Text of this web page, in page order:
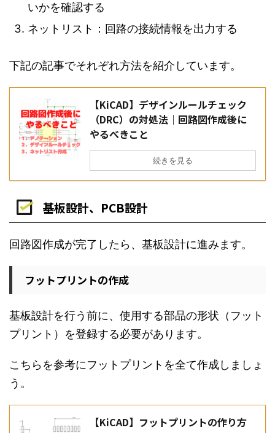
いかを確認する
ネットリスト：回路の接続情報を出力する
下記の記事でそれぞれ方法を紹介しています。
【KiCAD】デザインルールチェック
（DRC）の対処法｜回路図作成後に
やるべきこと
続きを見る
基板設計、PCB設計
回路図作成が完了したら、基板設計に進みます。
フットプリントの作成
基板設計を行う前に、使用する部品の形状（フット
プリント）を登録する必要があります。
こちらを参考にフットプリントを全て作成しましょ
う。
【KiCAD】フットプリントの作り方